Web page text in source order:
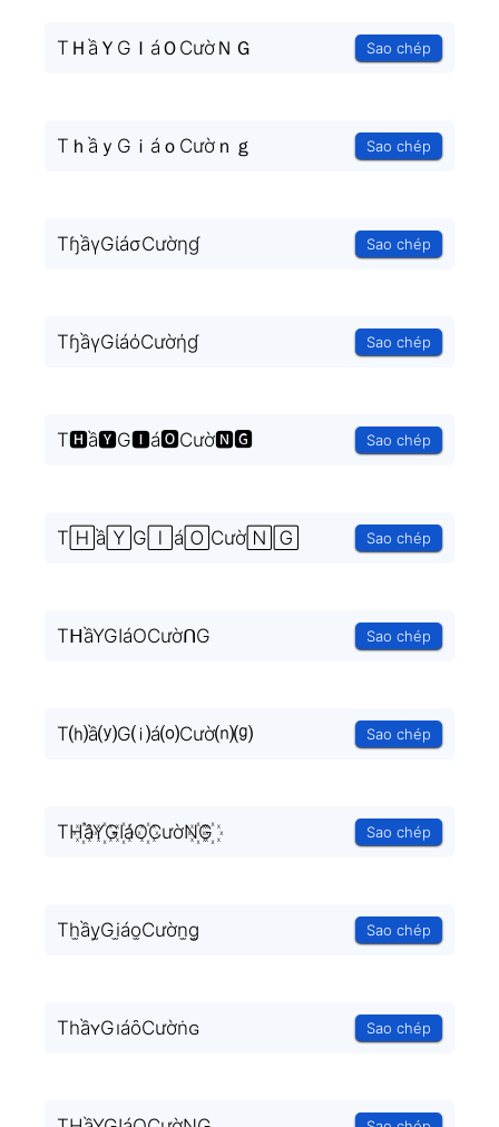
TＨầＹGＩáＯCườＮＧ Sao chép
TｈầｙGｉáｏCườｎｇ Sao chép
TɧầγGίáσCườηɠ Sao chép
TɧầγGίáόCườήɠ Sao chép
T🅷ầ🆈G🅸á🅾Cườ🅽🅶 Sao chép
T🄷ầ🅈G🄸á🄾Cườ🄽🄶 Sao chép
TᕼầYGIáOCườᑎG Sao chép
T⒣ầ⒴G⒤á⒪Cườ⒩⒢ Sao chép
TH꙰ầY꙰GI꙰áO꙰CườN꙰G꙰ Sao chép
Th̫ầy̫Gi̫áo̫Cườn̫g̫ Sao chép
TһầʏGıáȏCườṅɢ Sao chép